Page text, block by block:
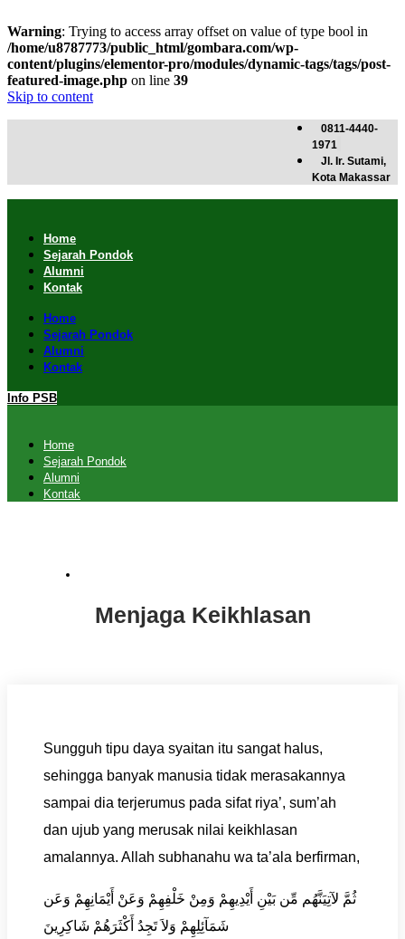
Warning: Trying to access array offset on value of type bool in
/home/u8787773/public_html/gombara.com/wp-
content/plugins/elementor-pro/modules/dynamic-tags/tags/post-
featured-image.php on line 39
Skip to content
0811-4440-
1971
Jl. Ir. Sutami,
Kota Makassar
Home
Sejarah Pondok
Alumni
Kontak
Home
Sejarah Pondok
Alumni
Kontak
Info PSB
Home
Sejarah Pondok
Alumni
Kontak
Menjaga Keikhlasan
Sungguh tipu daya syaitan itu sangat halus,
sehingga banyak manusia tidak merasakannya
sampai dia terjerumus pada sifat riya’, sum’ah
dan ujub yang merusak nilai keikhlasan
amalannya. Allah subhanahu wa ta’ala berfirman,
ثُمَّ لآتِيَنَّهُم مِّن بَيْنِ أَيْدِيهِمْ وَمِنْ خَلْفِهِمْ وَعَنْ أَيْمَانِهِمْ وَعَن
شَمَآئِلِهِمْ وَلاَ تَجِدُ أَكْثَرَهُمْ شَاكِرِينَ